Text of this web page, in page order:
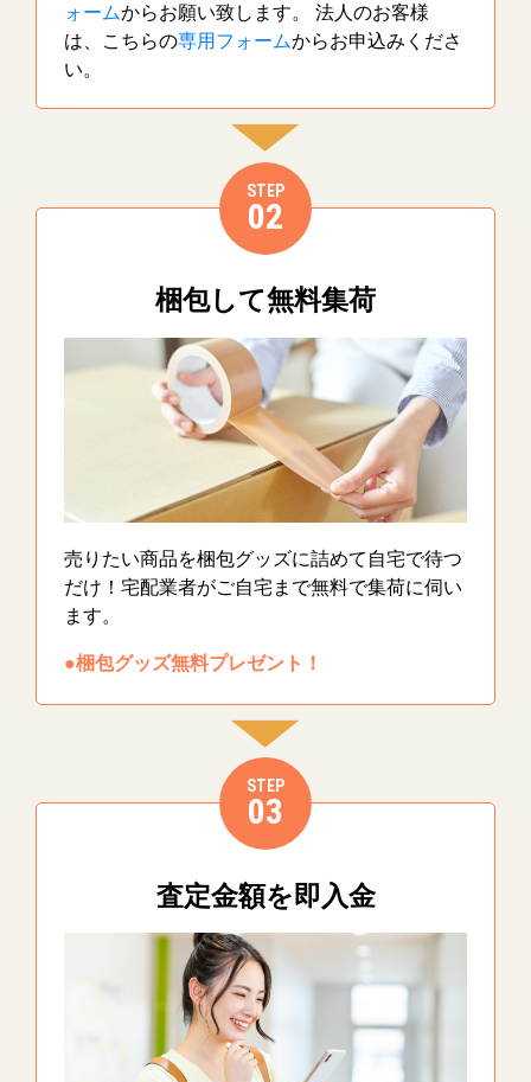
ォームからお願い致します。 法人のお客様
は、こちらの専用フォームからお申込みくださ
い。
STEP
02
梱包して無料集荷
売りたい商品を梱包グッズに詰めて自宅で待つ
だけ！宅配業者がご自宅まで無料で集荷に伺い
ます。
●梱包グッズ無料プレゼント！
STEP
03
査定金額を即入金